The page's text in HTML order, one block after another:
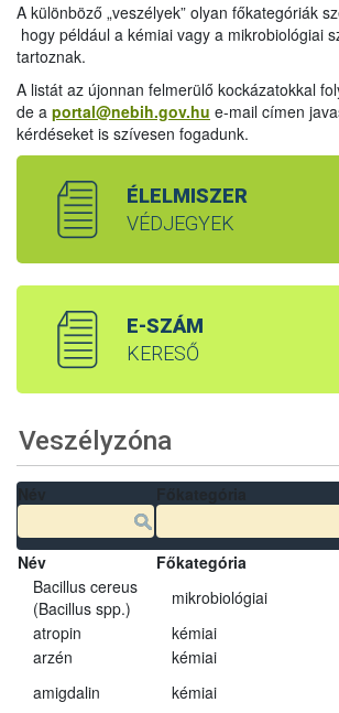
A különböző „veszélyek” olyan főkategóriák
hogy például a kémiai vagy a mikrobiológiai
tartoznak.
A listát az újonnan felmerülő kockázatokkal
de a portal@nebih.gov.hu e-mail címen
kérdéseket is szívesen fogadunk.
ÉLELMISZER
VÉDJEGYEK
E-SZÁM
KERESŐ
Veszélyzóna
Név Főkategória
Bacillus cereus
(Bacillus spp.)
mikrobiológiai
atropin
kémiai
arzén
kémiai
amigdalin
kémiai